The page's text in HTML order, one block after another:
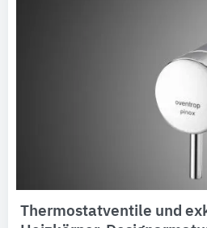
Thermostatventile und